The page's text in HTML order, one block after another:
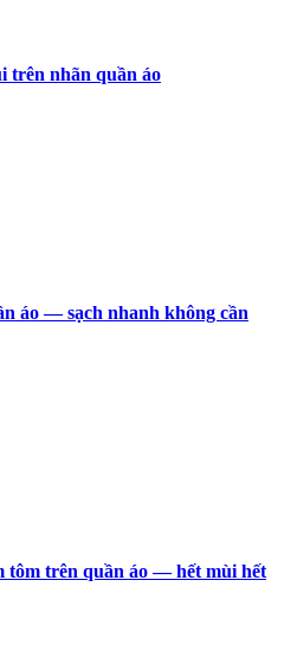
trên nhãn quần áo
áo — sạch nhanh không cần
tôm trên quần áo — hết mùi hết